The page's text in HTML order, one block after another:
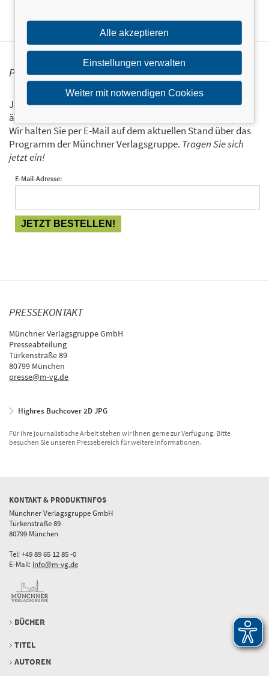
PERSONALISIERTE PRODUKTINFORMATIONEN
Ja, ich will über interessante Neuerscheinungen und
ähnliche Produkte informiert werden.
Wir halten Sie per E-Mail auf dem aktuellen Stand über das
Programm der Münchner Verlagsgruppe. Tragen Sie sich
jetzt ein!
E-Mail-Adresse:
PRESSEKONTAKT
Münchner Verlagsgruppe GmbH
Presseabteilung
Türkenstraße 89
80799 München
presse@m-vg.de
Highres Buchcover 2D JPG
Für Ihre journalistische Arbeit stehen wir Ihnen gerne zur Verfügung. Bitte
besuchen Sie unseren Pressebereich für weitere Informationen.
KONTAKT & PRODUKTINFOS
Münchner Verlagsgruppe GmbH
Türkenstraße 89
80799 München
Tel: +49 89 65 12 85 -0
E-Mail: info@m-vg.de
BÜCHER
TITEL
AUTOREN
Alle akzeptieren
Einstellungen verwalten
Weiter mit notwendigen Cookies